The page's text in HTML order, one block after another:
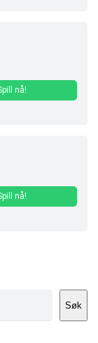
nå!
nå!
Søk